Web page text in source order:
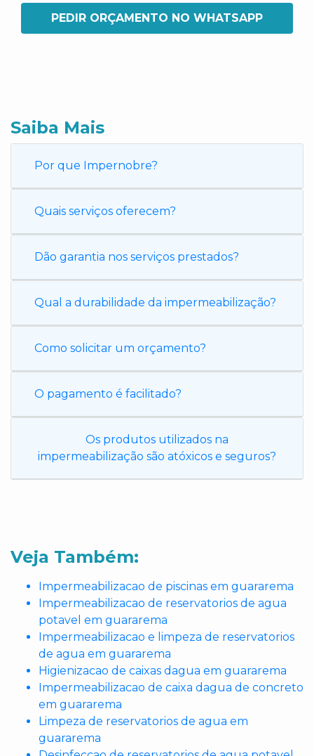
PEDIR ORÇAMENTO NO WHATSAPP
Saiba Mais
Por que Impernobre?
Quais serviços oferecem?
Dão garantia nos serviços prestados?
Qual a durabilidade da impermeabilização?
Como solicitar um orçamento?
O pagamento é facilitado?
Os produtos utilizados na
impermeabilização são atóxicos e seguros?
Veja Também:
Impermeabilizacao de piscinas em guararema
Impermeabilizacao de reservatorios de agua
potavel em guararema
Impermeabilizacao e limpeza de reservatorios
de agua em guararema
Higienizacao de caixas dagua em guararema
Impermeabilizacao de caixa dagua de concreto
em guararema
Limpeza de reservatorios de agua em
guararema